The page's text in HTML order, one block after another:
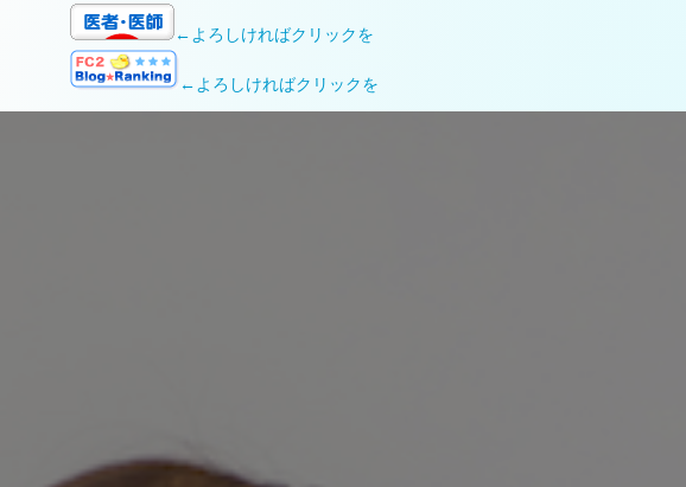
←よろしければクリックを
←よろしければクリックを